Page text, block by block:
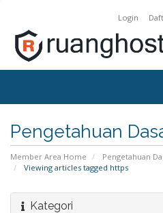
Login
Pengetahuan
Member Area Home
Pengetahuan
Viewing articles tagged https
Kategori